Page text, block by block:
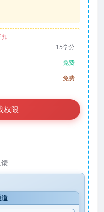
15学分
免费
免费
权限